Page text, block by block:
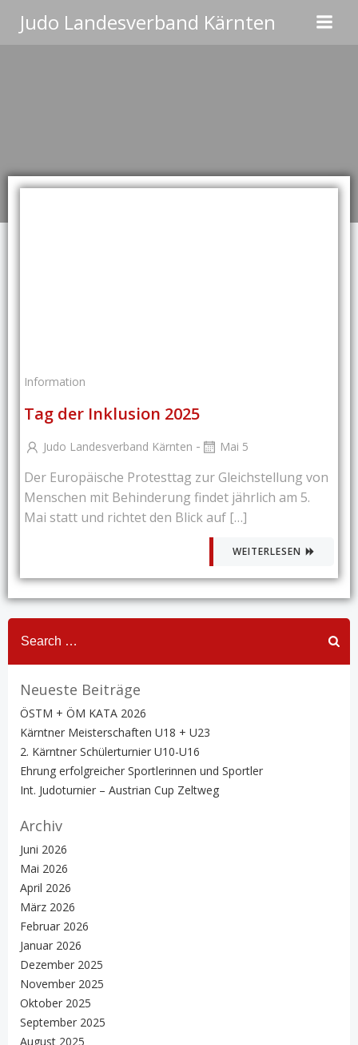
Inhalt
Judo Landesverband Kärnten
Information
Tag der Inklusion 2025
Judo Landesverband Kärnten - Mai 5
Der Europäische Protesttag zur Gleichstellung von
Menschen mit Behinderung findet jährlich am 5.
Mai statt und richtet den Blick auf […]
WEITERLESEN
Search
for:
Neueste Beiträge
ÖSTM + ÖM KATA 2026
Kärntner Meisterschaften U18 + U23
2. Kärntner Schülerturnier U10-U16
Ehrung erfolgreicher Sportlerinnen und Sportler
Int. Judoturnier – Austrian Cup Zeltweg
Archiv
Juni 2026
Mai 2026
April 2026
März 2026
Februar 2026
Januar 2026
Dezember 2025
November 2025
Oktober 2025
September 2025
August 2025